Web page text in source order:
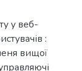
у веб-
:
вищої